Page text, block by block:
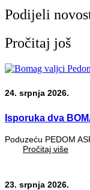
Podijeli
Pročitaj još
24. srpnja 2026.
Isporuka dva
Poduzeću PEDOM
Pročitaj više
23. srpnja 2026.